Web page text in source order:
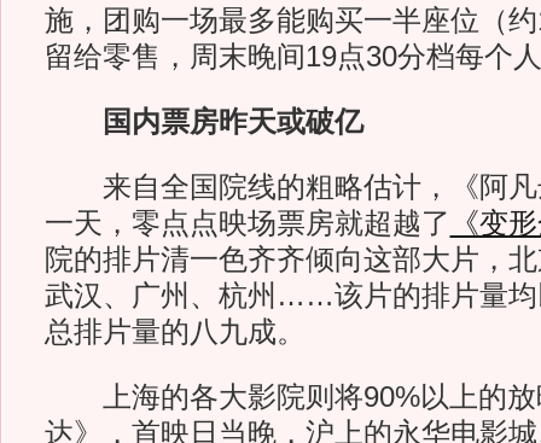
施，团购一场最多能购买一半座位（
留给零售，周末晚间19点30分档每个
国内票房昨天或破亿
来自全国院线的粗略估计，《阿凡
一天，零点点映场票房就超越了 《变
院的排片清一色齐齐倾向这部大片，
武汉、广州、杭州……该片的排片量均
总排片量的八九成。
上海的各大影院则将90%以上的放
达》，首映日当晚，沪上的永华电影